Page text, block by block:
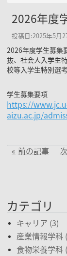
2026年度
投稿日:2025年5月
2026年度学生募集
抜、社会人入学生
校等入学生特別選
学生募集要項
https://
aizu.ac.jp/
前の記事
カテゴリ
キャリア (3)
産業情報学科
食物栄養学科